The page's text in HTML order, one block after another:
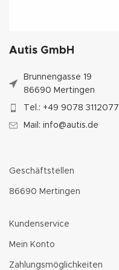
Autis GmbH
Brunnengasse 19
86690 Mertingen
Tel.: +49 9078 3112077
Mail: info@autis.de
Geschäftstellen
86690 Mertingen
Kundenservice
Mein Konto
Zahlungsmöglichkeiten